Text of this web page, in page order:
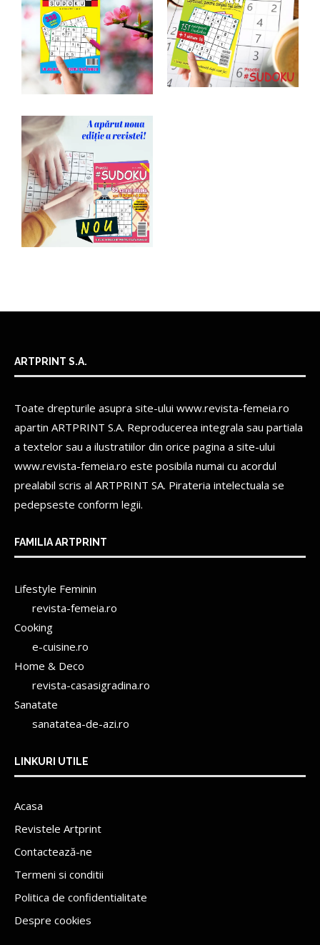
ARTPRINT S.A.
Toate drepturile asupra site-ului www.revista-femeia.ro
apartin ARTPRINT S.A. Reproducerea integrala sau partiala
a textelor sau a ilustratiilor din orice pagina a site-ului
www.revista-femeia.ro este posibila numai cu acordul
prealabil scris al ARTPRINT SA. Pirateria intelectuala se
pedepseste conform legii.
FAMILIA ARTPRINT
Lifestyle Feminin
revista-femeia.ro
Cooking
e-cuisine.ro
Home & Deco
revista-casasigradina.ro
Sanatate
sanatatea-de-azi.ro
LINKURI UTILE
Acasa
Revistele Artprint
Contactează-ne
Termeni si conditii
Politica de confidentialitate
Despre cookies